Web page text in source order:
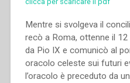
Mentre si svolgeva il
recò a Roma, ottenne il 12
da Pio IX e comunicò al
oracolo celeste sui futuri
l’oracolo è preceduto da